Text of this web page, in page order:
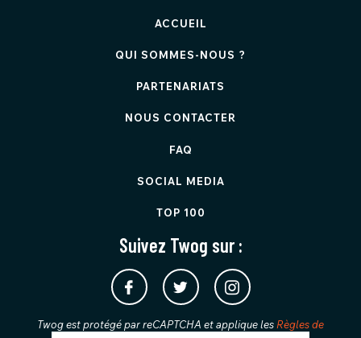
ACCUEIL
QUI SOMMES-NOUS ?
PARTENARIATS
NOUS CONTACTER
FAQ
SOCIAL MEDIA
TOP 100
Suivez Twog sur :
Twog est protégé par reCAPTCHA et applique lesRègles de